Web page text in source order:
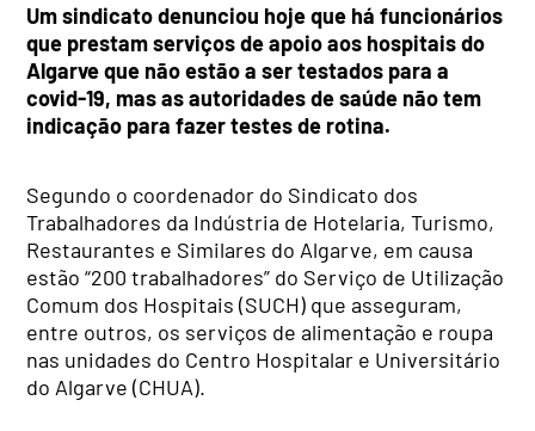
Um sindicato denunciou hoje que há funcionários
que prestam serviços de apoio aos hospitais do
Algarve que não estão a ser testados para a
covid-19, mas as autoridades de saúde não tem
indicação para fazer testes de rotina.
Segundo o coordenador do Sindicato dos
Trabalhadores da Indústria de Hotelaria, Turismo,
Restaurantes e Similares do Algarve, em causa
estão “200 trabalhadores” do Serviço de Utilização
Comum dos Hospitais (SUCH) que asseguram,
entre outros, os serviços de alimentação e roupa
nas unidades do Centro Hospitalar e Universitário
do Algarve (CHUA).